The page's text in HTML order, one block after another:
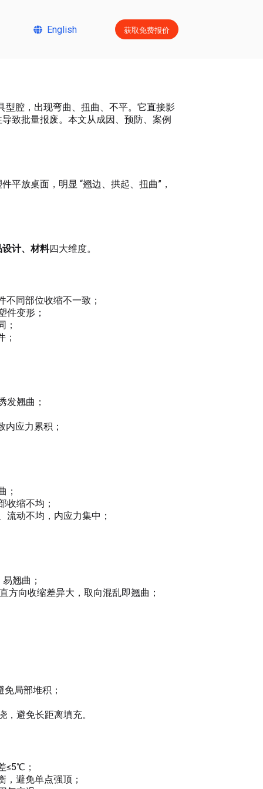
English 获取免费报价
型腔，出现弯曲、扭曲、不平。它直接影
致批量报废。本文从成因、预防、案例
平放桌面，明显 “翘边、拱起、扭曲”，
计、材料四大维度。
同部位收缩不一致；
件变形；
；
翘曲；
应力累积；
；
收缩不均；
动不均，内应力集中；
翘曲；
方向收缩差异大，取向混乱即翘曲；
局部堆积；
，避免长距离填充。
≤5℃；
避免单点强顶；